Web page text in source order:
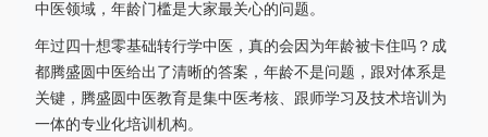
中医领域，年龄门槛是大家最关心的问题。
年过四十想零基础转行学中医，真的会因为年龄被卡住吗？成
都腾盛圆中医给出了清晰的答案，年龄不是问题，跟对体系是
关键，腾盛圆中医教育是集中医考核、跟师学习及技术培训为
一体的专业化培训机构。